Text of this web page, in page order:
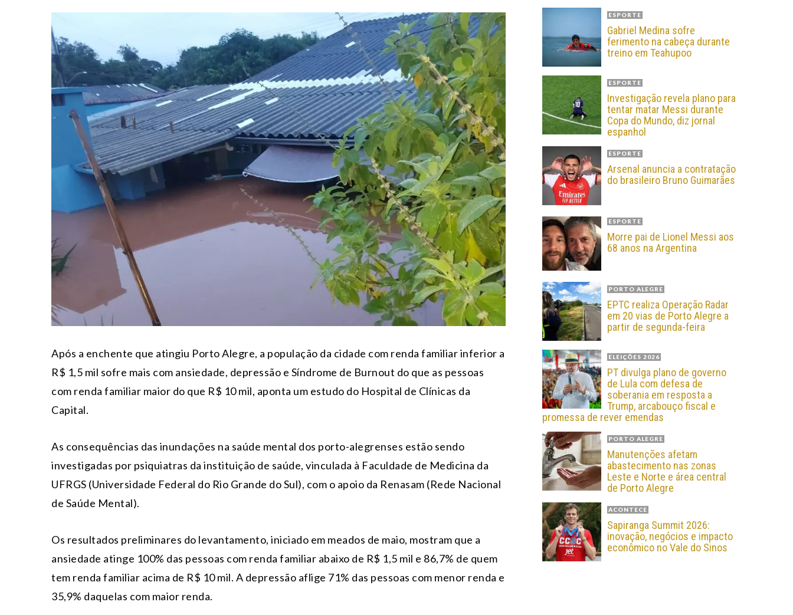
Após a enchente que atingiu Porto Alegre, a população da cidade com renda familiar inferior a
R$ 1,5 mil sofre mais com ansiedade, depressão e Síndrome de Burnout do que as pessoas
com renda familiar maior do que R$ 10 mil, aponta um estudo do Hospital de Clínicas da
Capital.
As consequências das inundações na saúde mental dos porto-alegrenses estão sendo
investigadas por psiquiatras da instituição de saúde, vinculada à Faculdade de Medicina da
UFRGS (Universidade Federal do Rio Grande do Sul), com o apoio da Renasam (Rede Nacional
de Saúde Mental).
Os resultados preliminares do levantamento, iniciado em meados de maio, mostram que a
ansiedade atinge 100% das pessoas com renda familiar abaixo de R$ 1,5 mil e 86,7% de quem
tem renda familiar acima de R$ 10 mil. A depressão aflige 71% das pessoas com menor renda e
35,9% daquelas com maior renda.
ESPORTE
Gabriel Medina sofre
ferimento na cabeça durante
treino em Teahupoo
ESPORTE
Investigação revela plano para
tentar matar Messi durante
Copa do Mundo, diz jornal
espanhol
ESPORTE
Arsenal anuncia a contratação
do brasileiro Bruno Guimarães
ESPORTE
Morre pai de Lionel Messi aos
68 anos na Argentina
PORTO ALEGRE
EPTC realiza Operação Radar
em 20 vias de Porto Alegre a
partir de segunda-feira
ELEIÇÕES 2026
PT divulga plano de governo
de Lula com defesa de
soberania em resposta a
Trump, arcabouço fiscal e
promessa de rever emendas
PORTO ALEGRE
Manutenções afetam
abastecimento nas zonas
Leste e Norte e área central
de Porto Alegre
ACONTECE
Sapiranga Summit 2026:
inovação, negócios e impacto
econômico no Vale do Sinos